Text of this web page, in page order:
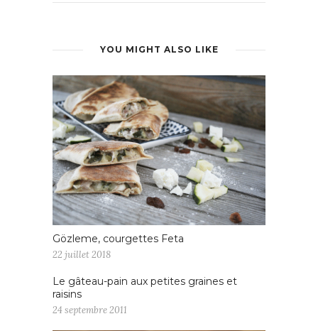
YOU MIGHT ALSO LIKE
Gözleme, courgettes Feta
22 juillet 2018
Le gâteau-pain aux petites graines et
raisins
24 septembre 2011